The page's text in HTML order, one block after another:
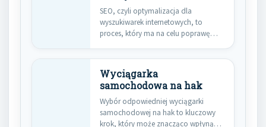
SEO, czyli optymalizacja dla
wyszukiwarek internetowych, to
proces, który ma na celu poprawę
Wyciągarka
samochodowa na hak
Wybór odpowiedniej wyciągarki
samochodowej na hak to kluczowy
krok, który może znacząco wpłynąć